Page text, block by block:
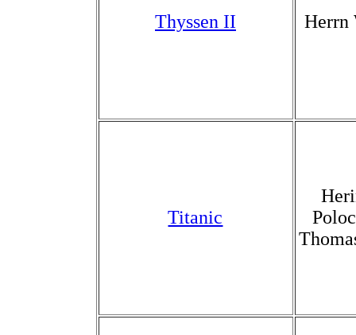
Thyssen II Herrn
Titanic